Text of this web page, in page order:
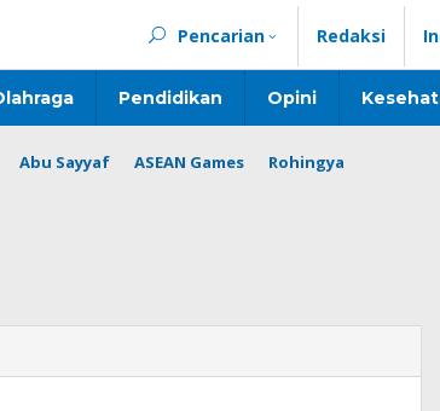
Pencarian Redaksi
Pendidikan Opini
Abu Sayyaf ASEAN Games Rohingya